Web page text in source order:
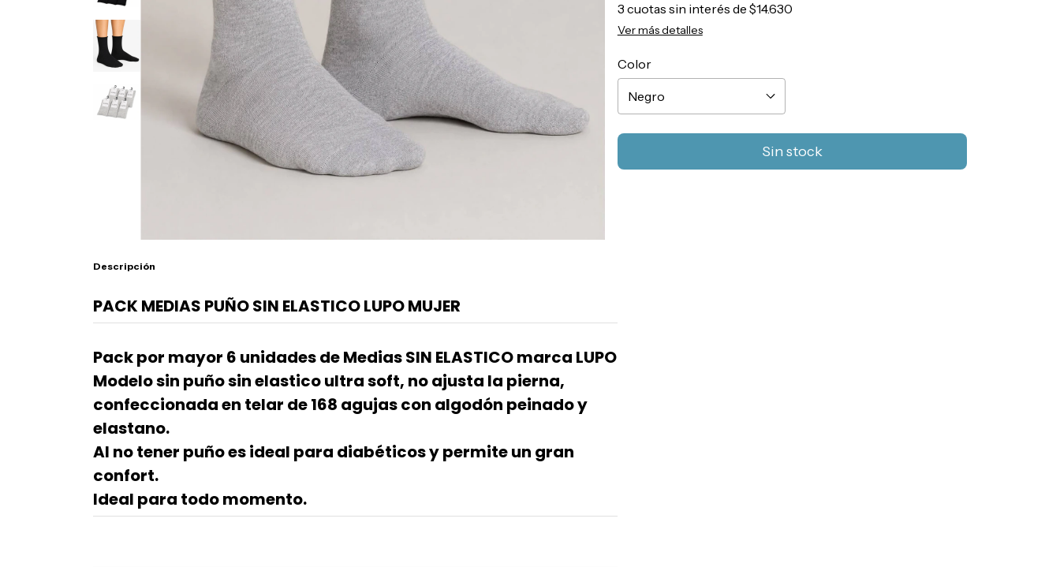
3 cuotas sin interés de $14.630
Ver más detalles
Color
Descripción
PACK MEDIAS PUÑO SIN ELASTICO LUPO MUJER
Pack por mayor 6 unidades de Medias SIN ELASTICO marca LUPO
Modelo sin puño sin elastico ultra soft, no ajusta la pierna,
confeccionada en telar de 168 agujas con algodón peinado y
elastano.
Al no tener puño es ideal para diabéticos y permite un gran
confort.
Ideal para todo momento.